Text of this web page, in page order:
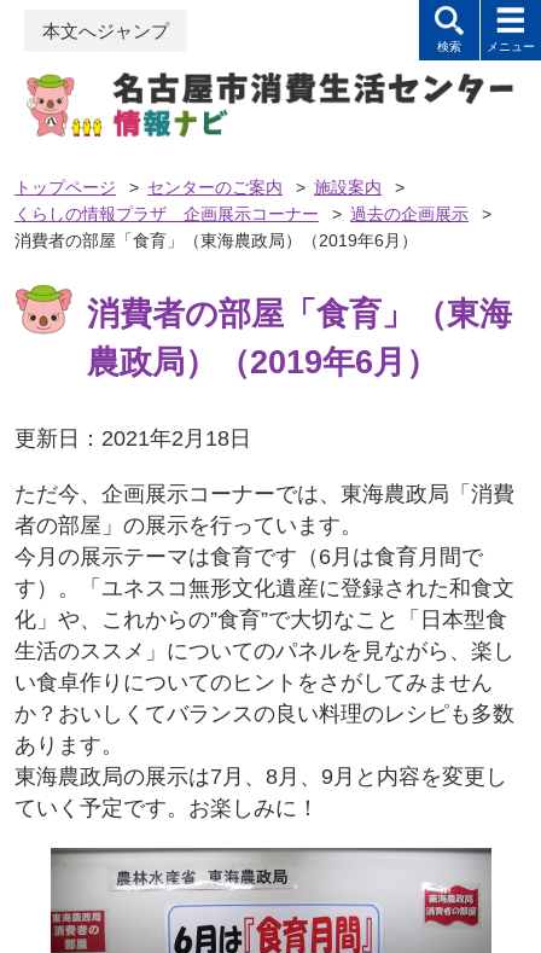
本文へジャンプ
トップページ > センターのご案内 > 施設案内
>
くらしの情報プラザ 企画展示コーナー
> 過去の企画展示
>
消費者の部屋「食育」（東海農政局）（2019年6月）
消費者の部屋「食育」（東海
農政局）（2019年6月）
更新日：2021年2月18日
ただ今、企画展示コーナーでは、東海農政局「消費
者の部屋」の展示を行っています。
今月の展示テーマは食育です（6月は食育月間で
す）。「ユネスコ無形文化遺産に登録された和食文
化」や、これからの”食育”で大切なこと「日本型食
生活のススメ」についてのパネルを見ながら、楽し
い食卓作りについてのヒントをさがしてみません
か？おいしくてバランスの良い料理のレシピも多数
あります。
東海農政局の展示は7月、8月、9月と内容を変更し
ていく予定です。お楽しみに！